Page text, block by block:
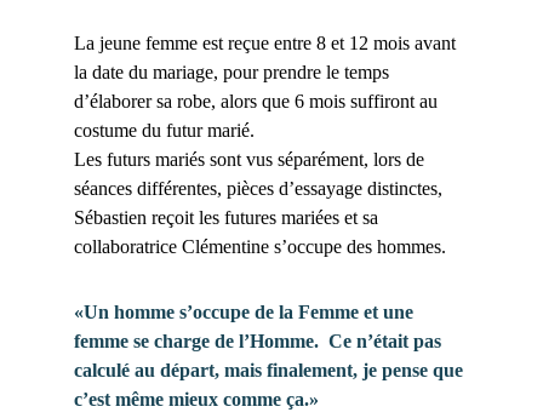
La jeune femme est reçue entre 8 et 12 mois avant
la date du mariage, pour prendre le temps
d’élaborer sa robe, alors que 6 mois suffiront au
costume du futur marié.
Les futurs mariés sont vus séparément, lors de
séances différentes, pièces d’essayage distinctes,
Sébastien reçoit les futures mariées et sa
collaboratrice Clémentine s’occupe des hommes.
«Un homme s’occupe de la Femme et une
femme se charge de l’Homme. Ce n’était pas
calculé au départ, mais finalement, je pense que
c’est même mieux comme ça.»